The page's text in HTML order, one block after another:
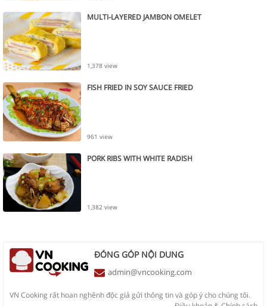
MULTI-LAYERED JAMBON OMELET
1,378 view
FISH FRIED IN SOY SAUCE FRIED
961 view
PORK RIBS WITH WHITE RADISH
1,382 view
ĐÓNG GÓP NỘI DUNG
admin@vncooking.com
VN Cooking rất hoan nghênh độc giả gửi thông tin và góp ý cho chúng tôi.